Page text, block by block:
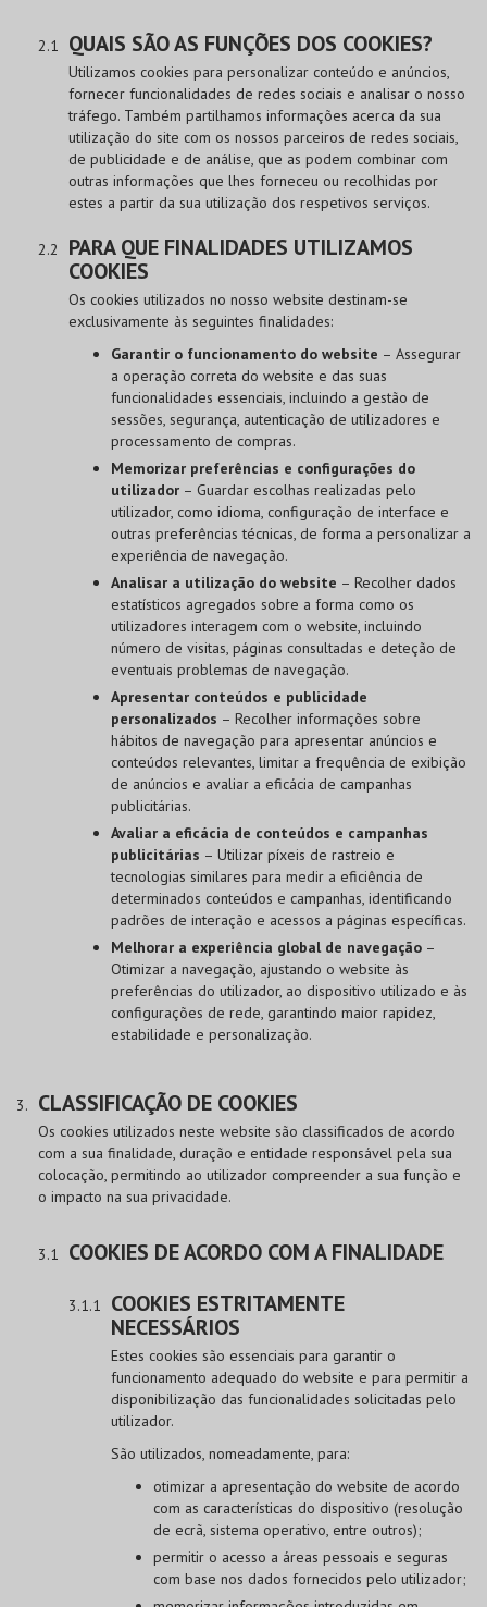
QUAIS SÃO AS FUNÇÕES DOS COOKIES?
Utilizamos cookies para personalizar conteúdo e anúncios,
fornecer funcionalidades de redes sociais e analisar o nosso
tráfego. Também partilhamos informações acerca da sua
utilização do site com os nossos parceiros de redes sociais,
de publicidade e de análise, que as podem combinar com
outras informações que lhes forneceu ou recolhidas por
estes a partir da sua utilização dos respetivos serviços.
PARA QUE FINALIDADES UTILIZAMOS
COOKIES
Os cookies utilizados no nosso website destinam-se
exclusivamente às seguintes finalidades:
Garantir o funcionamento do website – Assegurar
a operação correta do website e das suas
funcionalidades essenciais, incluindo a gestão de
sessões, segurança, autenticação de utilizadores e
processamento de compras.
Memorizar preferências e configurações do
utilizador– Guardar escolhas realizadas pelo
utilizador, como idioma, configuração de interface e
outras preferências técnicas, de forma a personalizar a
experiência de navegação.
Analisar a utilização do website – Recolher dados
estatísticos agregados sobre a forma como os
utilizadores interagem com o website, incluindo
número de visitas, páginas consultadas e deteção de
eventuais problemas de navegação.
Apresentar conteúdos e publicidade
personalizados – Recolher informações sobre
hábitos de navegação para apresentar anúncios e
conteúdos relevantes, limitar a frequência de exibição
de anúncios e avaliar a eficácia de campanhas
publicitárias.
Avaliar a eficácia de conteúdos e campanhas
publicitárias – Utilizar píxeis de rastreio e
tecnologias similares para medir a eficiência de
determinados conteúdos e campanhas, identificando
padrões de interação e acessos a páginas específicas.
Melhorar a experiência global de navegação–
Otimizar a navegação, ajustando o website às
preferências do utilizador, ao dispositivo utilizado e às
configurações de rede, garantindo maior rapidez,
estabilidade e personalização.
CLASSIFICAÇÃO DE COOKIES
Os cookies utilizados neste website são classificados de acordo
com a sua finalidade, duração e entidade responsável pela sua
colocação, permitindo ao utilizador compreender a sua função e
o impacto na sua privacidade.
COOKIES DE ACORDO COM A FINALIDADE
COOKIES ESTRITAMENTE
NECESSÁRIOS
Estes cookies são essenciais para garantir o
funcionamento adequado do website e para permitir a
disponibilização das funcionalidades solicitadas pelo
utilizador.
São utilizados, nomeadamente, para:
otimizar a apresentação do website de acordo
com as características do dispositivo (resolução
de ecrã, sistema operativo, entre outros);
permitir o acesso a áreas pessoais e seguras
com base nos dados fornecidos pelo utilizador;